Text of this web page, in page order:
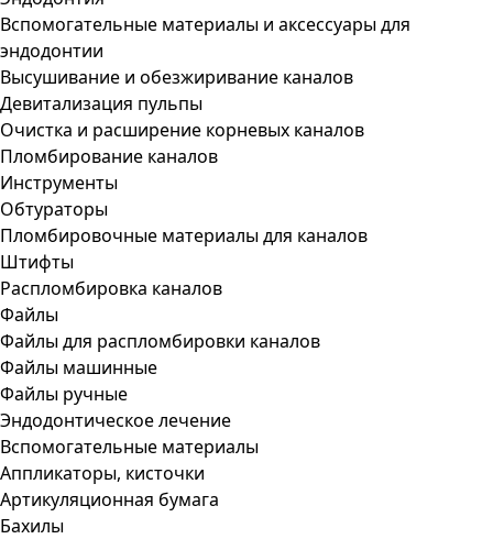
Вспомогательные материалы и аксессуары для
эндодонтии
Высушивание и обезжиривание каналов
Девитализация пульпы
Очистка и расширение корневых каналов
Пломбирование каналов
Инструменты
Обтураторы
Пломбировочные материалы для каналов
Штифты
Распломбировка каналов
Файлы
Файлы для распломбировки каналов
Файлы машинные
Файлы ручные
Эндодонтическое лечение
Вспомогательные материалы
Аппликаторы, кисточки
Артикуляционная бумага
Бахилы